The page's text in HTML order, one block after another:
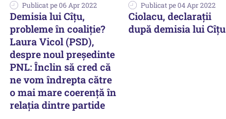
Publicat pe 06 Apr 2022
Demisia lui Cîțu,
probleme în coaliție?
Laura Vicol (PSD),
despre noul președinte
PNL: Înclin să cred că
ne vom îndrepta către
o mai mare coerență în
relația dintre partide
Publicat pe 04 Apr 2022
Ciolacu, declarații
după demisia lui Cîțu